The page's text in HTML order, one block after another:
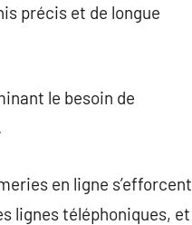
précis et de longue
le besoin de
en ligne s’efforcent
lignes téléphoniques, et